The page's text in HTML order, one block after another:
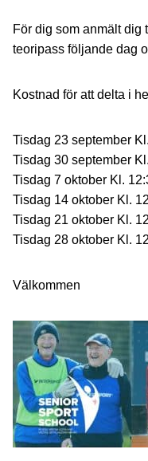
För dig som anmält
teoripass följande dag
Kostnad för att delta i
Tisdag 23 september
Tisdag 30 september
Tisdag 7 oktober Kl.
Tisdag 14 oktober Kl.
Tisdag 21 oktober Kl.
Tisdag 28 oktober Kl.
Välkommen